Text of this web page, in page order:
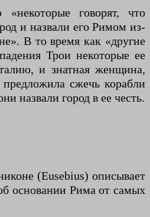
говорят, что
и назвали его Римом из-
В то время как «другие
Трои некоторые ее
и знатная женщина,
сжечь корабли
назвали город в ее честь.
(Eusebius) описывает
основании Рима от самых